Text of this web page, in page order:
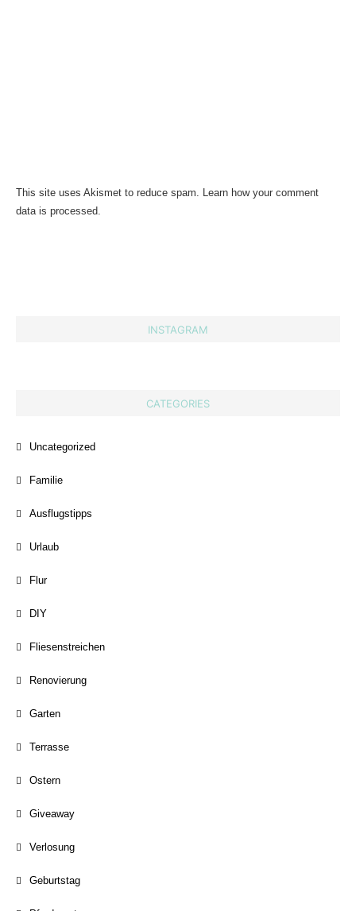
This site uses Akismet to reduce spam. Learn how your comment
data is processed.
INSTAGRAM
CATEGORIES
Uncategorized
Familie
Ausflugstipps
Urlaub
Flur
DIY
Fliesenstreichen
Renovierung
Garten
Terrasse
Ostern
Giveaway
Verlosung
Geburtstag